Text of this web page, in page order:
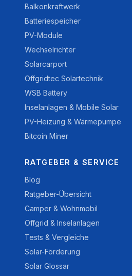
Balkonkraftwerk
Batteriespeicher
PV-Module
Wechselrichter
Solarcarport
Offgridtec Solartechnik
WSB Battery
Inselanlagen & Mobile Solar
PV-Heizung & Wärmepumpe
Bitcoin Miner
RATGEBER & SERVICE
Blog
Ratgeber-Übersicht
Camper & Wohnmobil
Offgrid & Inselanlagen
Tests & Vergleiche
Solar-Förderung
Solar Glossar